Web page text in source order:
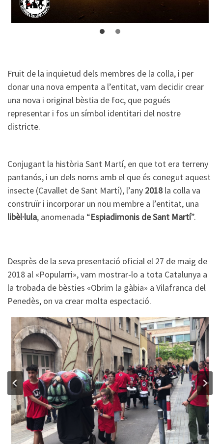
Fruit de la inquietud dels membres de la colla, i per
donar una nova empenta a l’entitat, vam decidir crear
una nova i original bèstia de foc, que pogués
representar i fos un símbol identitari del nostre
districte.
Conjugant la història Sant Martí, en que tot era terreny
pantanós, i un dels noms amb el que és conegut aquest
insecte (Cavallet de Sant Martí), l’any 2018la colla va
construïr i incorporar un nou membre a l’entitat, una
libèl·lula, anomenada “Espiadimonis de Sant Martí”.
Desprès de la seva presentació oficial el 27 de maig de
2018 al «Popularri», vam mostrar-lo a tota Catalunya a
la trobada de bèsties «Obrim la gàbia» a Vilafranca del
Penedès, on va crear molta espectació.